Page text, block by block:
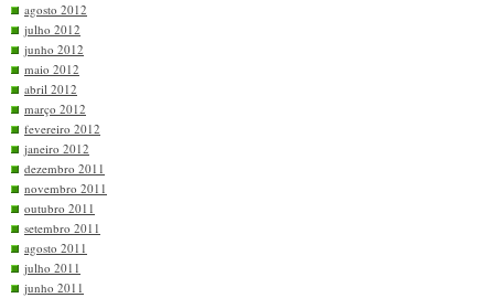
agosto 2012
julho 2012
junho 2012
maio 2012
abril 2012
março 2012
fevereiro 2012
janeiro 2012
dezembro 2011
novembro 2011
outubro 2011
setembro 2011
agosto 2011
julho 2011
junho 2011